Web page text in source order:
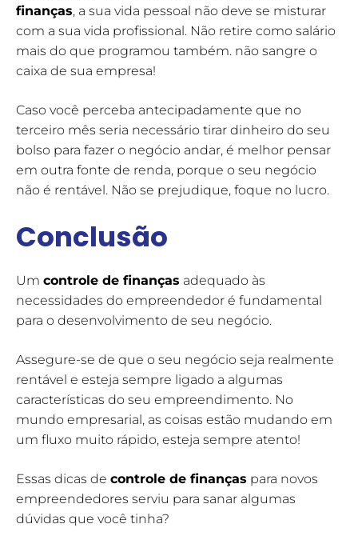
finanças, a sua vida pessoal não deve se misturar
com a sua vida profissional. Não retire como salário
mais do que programou também. não sangre o
caixa de sua empresa!
Caso você perceba antecipadamente que no
terceiro mês seria necessário tirar dinheiro do seu
bolso para fazer o negócio andar, é melhor pensar
em outra fonte de renda, porque o seu negócio
não é rentável. Não se prejudique, foque no lucro.
Conclusão
Um controle de finanças adequado às
necessidades do empreendedor é fundamental
para o desenvolvimento de seu negócio.
Assegure-se de que o seu negócio seja realmente
rentável e esteja sempre ligado a algumas
características do seu empreendimento. No
mundo empresarial, as coisas estão mudando em
um fluxo muito rápido, esteja sempre atento!
Essas dicas de controle de finanças para novos
empreendedores serviu para sanar algumas
dúvidas que você tinha?